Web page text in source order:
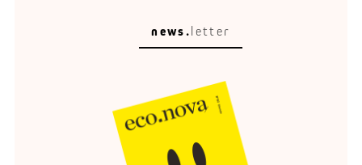
news.letter